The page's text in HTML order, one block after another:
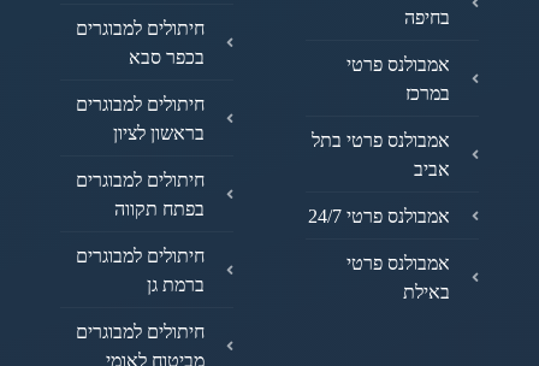
בחיפה
אמבולנס פרטי
במרכז
אמבולנס פרטי בתל
אביב
אמבולנס פרטי 24/7
אמבולנס פרטי
באילת
חיתולים למבוגרים
בכפר סבא
חיתולים למבוגרים
בראשון לציון
חיתולים למבוגרים
בפתח תקווה
חיתולים למבוגרים
ברמת גן
חיתולים למבוגרים
מביטוח לאומי